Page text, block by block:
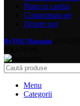
Plata cu cardul
Contacteaza-ne
Despre noi
ByYOU Magazin
Menu
Categorii